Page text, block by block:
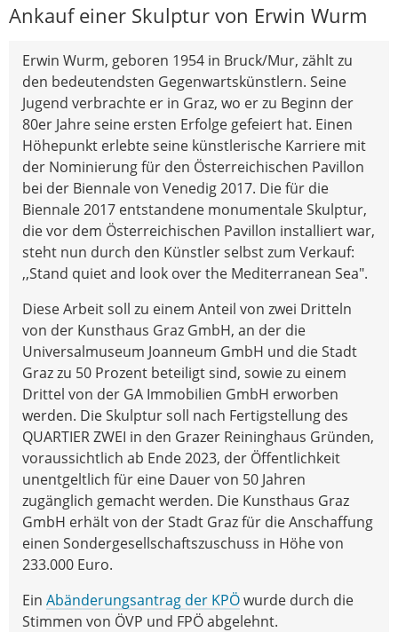
Ankauf einer Skulptur von Erwin Wurm
Erwin Wurm, geboren 1954 in Bruck/Mur, zählt zu
den bedeutendsten Gegenwartskünstlern. Seine
Jugend verbrachte er in Graz, wo er zu Beginn der
80er Jahre seine ersten Erfolge gefeiert hat. Einen
Höhepunkt erlebte seine künstlerische Karriere mit
der Nominierung für den Österreichischen Pavillon
bei der Biennale von Venedig 2017. Die für die
Biennale 2017 entstandene monumentale Skulptur,
die vor dem Österreichischen Pavillon installiert war,
steht nun durch den Künstler selbst zum Verkauf:
,,Stand quiet and look over the Mediterranean Sea".
Diese Arbeit soll zu einem Anteil von zwei Dritteln
von der Kunsthaus Graz GmbH, an der die
Universalmuseum Joanneum GmbH und die Stadt
Graz zu 50 Prozent beteiligt sind, sowie zu einem
Drittel von der GA Immobilien GmbH erworben
werden. Die Skulptur soll nach Fertigstellung des
QUARTIER ZWEI in den Grazer Reininghaus Gründen,
voraussichtlich ab Ende 2023, der Öffentlichkeit
unentgeltlich für eine Dauer von 50 Jahren
zugänglich gemacht werden. Die Kunsthaus Graz
GmbH erhält von der Stadt Graz für die Anschaffung
einen Sondergesellschaftszuschuss in Höhe von
233.000 Euro.
Ein Abänderungsantrag der KPÖwurde durch die
Stimmen von ÖVP und FPÖ abgelehnt.